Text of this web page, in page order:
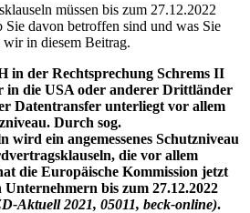
müssen bis zum 27.12.2022
Sie davon betroffen sind und was Sie
wir in diesem Beitrag.
in der Rechtsprechung Schrems II
in die USA oder anderer Drittländer
Datentransfer unterliegt vor allem
Durch sog.
wird ein angemessenes Schutzniveau
die vor allem
die Europäische Kommission jetzt
Unternehmern bis zum 27.12.2022
Aktuell 2021, 05011, beck-online).